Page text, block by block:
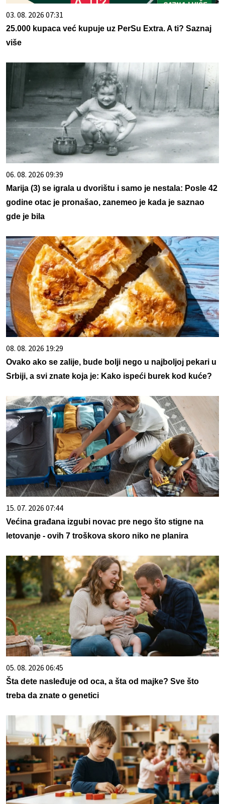
03. 08. 2026 07:31
25.000 kupaca već kupuje uz PerSu Extra. A ti? Saznaj
više
06. 08. 2026 09:39
Marija (3) se igrala u dvorištu i samo je nestala: Posle 42
godine otac je pronašao, zanemeo je kada je saznao
gde je bila
08. 08. 2026 19:29
Ovako ako se zalije, bude bolji nego u najboljoj pekari u
Srbiji, a svi znate koja je: Kako ispeći burek kod kuće?
15. 07. 2026 07:44
Većina građana izgubi novac pre nego što stigne na
letovanje - ovih 7 troškova skoro niko ne planira
05. 08. 2026 06:45
Šta dete nasleđuje od oca, a šta od majke? Sve što
treba da znate o genetici